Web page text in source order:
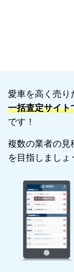
愛車を高く売り
一括査定サイト
です！
複数の業者の見
を目指しましょ